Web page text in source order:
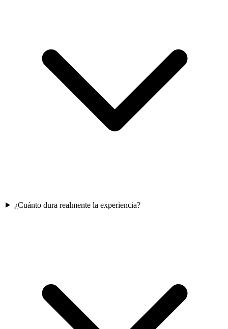
¿Cuánto dura realmente la experiencia?